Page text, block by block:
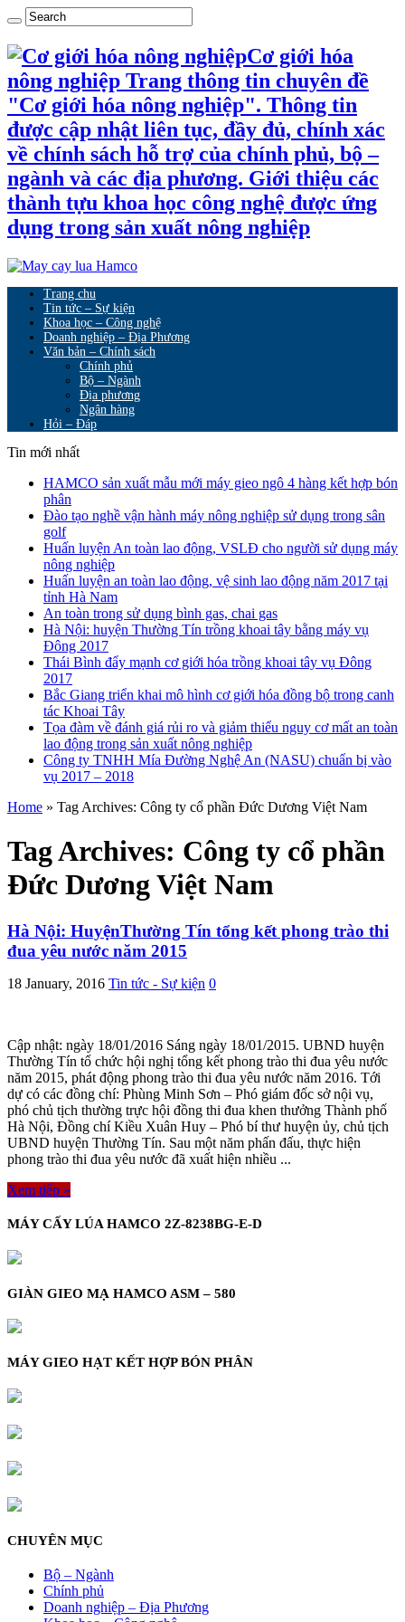
Cơ giới hóa
nông nghiệp Trang thông tin chuyên đề
"Cơ giới hóa nông nghiệp". Thông tin
được cập nhật liên tục, đầy đủ, chính xác
về chính sách hỗ trợ của chính phủ, bộ –
ngành và các địa phương. Giới thiệu các
thành tựu khoa học công nghệ được ứng
dụng trong sản xuất nông nghiệp
Trang chu
Tin tức – Sự kiện
Khoa học – Công nghệ
Doanh nghiệp – Địa Phương
Văn bản – Chính sách
Chính phủ
Bộ – Ngành
Địa phương
Ngân hàng
Hỏi – Đáp
Tin mới nhất
HAMCO sản xuất mẫu mới máy gieo ngô 4 hàng kết hợp bón
phân
Đào tạo nghề vận hành máy nông nghiệp sử dụng trong sân
golf
Huấn luyện An toàn lao động, VSLĐ cho người sử dụng máy
nông nghiệp
Huấn luyện an toàn lao động, vệ sinh lao động năm 2017 tại
tỉnh Hà Nam
An toàn trong sử dụng bình gas, chai gas
Hà Nội: huyện Thường Tín trồng khoai tây bằng máy vụ
Đông 2017
Thái Bình đẩy mạnh cơ giới hóa trồng khoai tây vụ Đông
2017
Bắc Giang triển khai mô hình cơ giới hóa đồng bộ trong canh
tác Khoai Tây
Tọa đàm về đánh giá rủi ro và giảm thiểu nguy cơ mất an toàn
lao động trong sản xuất nông nghiệp
Công ty TNHH Mía Đường Nghệ An (NASU) chuẩn bị vào
vụ 2017 – 2018
Home » Tag Archives: Công ty cổ phần Đức Dương Việt Nam
Tag Archives: Công ty cổ phần
Đức Dương Việt Nam
Hà Nội: HuyệnThường Tín tổng kết phong trào thi
đua yêu nước năm 2015
18 January, 2016 Tin tức - Sự kiện 0
Cập nhật: ngày 18/01/2016 Sáng ngày 18/01/2015. UBND huyện
Thường Tín tổ chức hội nghị tổng kết phong trào thi đua yêu nước
năm 2015, phát động phong trào thi đua yêu nước năm 2016. Tới
dự có các đồng chí: Phùng Minh Sơn – Phó giám đốc sở nội vụ,
phó chủ tịch thường trực hội đồng thi đua khen thưởng Thành phố
Hà Nội, Đồng chí Kiều Xuân Huy – Phó bí thư huyện ủy, chủ tịch
UBND huyện Thường Tín. Sau một năm phấn đấu, thực hiện
phong trào thi đua yêu nước đã xuất hiện nhiều ...
Xem tiếp »
MÁY CẤY LÚA HAMCO 2Z-8238BG-E-D
GIÀN GIEO MẠ HAMCO ASM – 580
MÁY GIEO HẠT KẾT HỢP BÓN PHÂN
CHUYÊN MỤC
Bộ – Ngành
Chính phủ
Doanh nghiệp – Địa Phương